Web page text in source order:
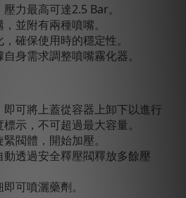
力最高可達2.5 Bar。
並附有兩種噴嘴。
確保使用時的穩定性。
身需求調整噴嘴霧化器。
可將上蓋從容器上卸下以進行
示，不可超過最大容量。
閥體，開始加壓。
透過安全釋壓閥釋放多餘壓
可噴灑藥劑。